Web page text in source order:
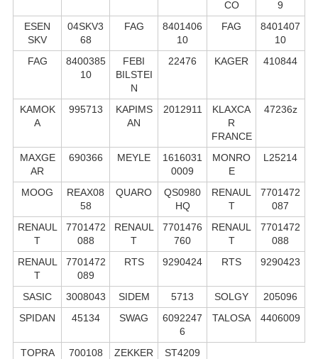
CO
9
ESEN
SKV
04SKV3
68
FAG
8401406
10
FAG
8401407
10
FAG
8400385
10
FEBI
BILSTEI
N
22476 KAGER 410844
KAMOK
A
995713
KAPIMS
AN
2012911
KLAXCA
R
FRANCE
47236z
MAXGE
AR
690366 MEYLE
1616031
0009
MONRO
E
L25214
MOOG
REAX08
58
QUARO
QS0980
HQ
RENAUL
T
7701472
087
RENAUL
T
7701472
088
RENAUL
T
7701476
760
RENAUL
T
7701472
088
RENAUL
T
7701472
089
RTS 9290424 RTS 9290423
SASIC 3008043 SIDEM 5713 SOLGY
205096
SPIDAN
45134 SWAG
6092247
6
TALOSA 4406009
TOPRA
700108
ZEKKER
ST4209